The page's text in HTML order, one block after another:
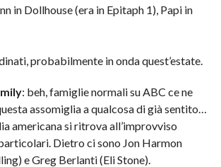
in Dollhouse (era in Epitaph 1), Papi in
probabilmente in onda quest’estate.
: beh, famiglie normali su ABC ce ne
assomiglia a qualcosa di già sentito…
americana si ritrova all’improvviso
Dietro ci sono Jon Harmon
e Greg Berlanti (Eli Stone).